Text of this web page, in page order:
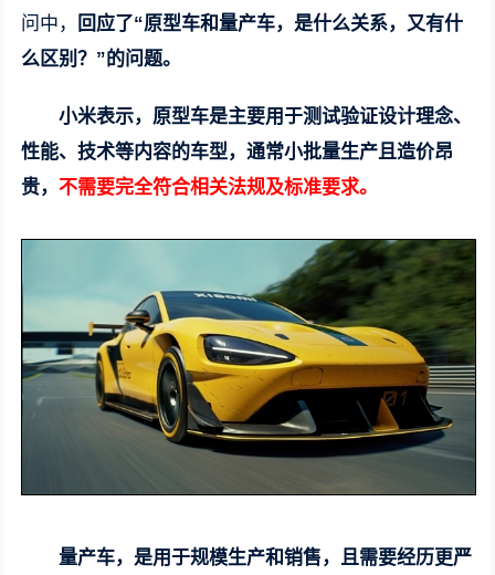
问中，
回应了“原型车和量产车，是什么关系，又有什
么区别？”的问题。
小米表示，原型车是主要用于测试验证设计理念、
性能、技术等内容的车型，通常小批量生产且造价昂
贵，不需要完全符合相关法规及标准要求。
量产车，是用于规模生产和销售，且需要经历更严